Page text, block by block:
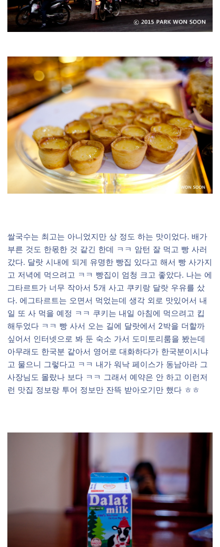
쌀국수는 최고는 아니었지만 상 정도 하는 맛이었다. 배가
부른 것도 한몫한 것 같긴 한데 ㅋㅋ 암턴 잘 먹고 빵 사러
갔다. 달랏 시내에 되게 유명한 빵집 있다고 해서 빵 사가지
고 저녁에 먹으려고 ㅋㅋ 빵집이 엄청 크고 좋았다. 나는 에
그타르트가 너무 작아서 5개 사고 쿠키랑 달랏 우유를 샀
다. 에그타르트는 오면서 먹었는데 생각 외로 맛있어서 내
일 또 사 먹을 예정 ㅋㅋ 쿠키는 내일 아침에 먹으려고 킵
해두었다 ㅋㅋ 빵 사서 오는 길에 달랏에서 2박을 더할까
싶어서 인터넷으로 봐 둔 숙소 가서 도미토리룸을 봤는데
아무래도 한국분 같아서 영어로 대화하다가 한국분이시냐
고 물으니 그렇다고 ㅋㅋ 내가 워낙 페이스가 동남아라 그
사장님도 몰랐나 보다 ㅋㅋ 그래서 예약은 안 하고 이런저
런 맛집 정보랑 투어 정보만 잔뜩 받아오기만 했다 ㅎㅎ